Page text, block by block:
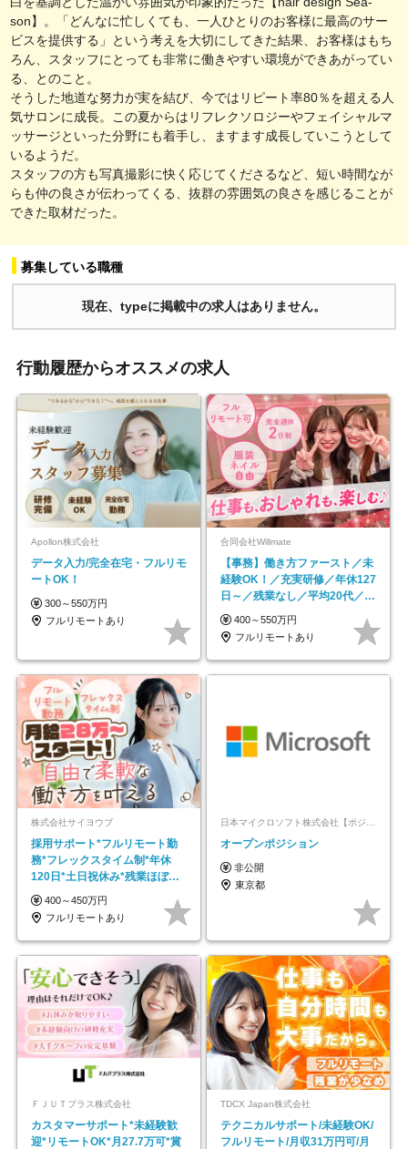
son】。「どんなに忙しくても、一人ひとりのお客様に最高のサー
ビスを提供する」という考えを大切にしてきた結果、お客様はもち
ろん、スタッフにとっても非常に働きやすい環境ができあがってい
る、とのこと。
そうした地道な努力が実を結び、今ではリピート率80％を超える人
気サロンに成長。この夏からはリフレクソロジーやフェイシャルマ
ッサージといった分野にも着手し、ますます成長していこうとして
いるようだ。
スタッフの方も写真撮影に快く応じてくださるなど、短い時間なが
らも仲の良さが伝わってくる、抜群の雰囲気の良さを感じることが
できた取材だった。
募集している職種
現在、typeに掲載中の求人はありません。
行動履歴からオススメの求人
Apollon株式会社
データ入力/完全在宅・フルリモ
ートOK！
300～550万円
フルリモートあり
合同会社Willmate
【事務】働き方ファースト／未
経験OK！／充実研修／年休127
日～／残業なし／平均20代／リ
モートOK
400～550万円
フルリモートあり
株式会社サイヨウブ
採用サポート*フルリモート勤
務*フレックスタイム制*年休
120日*土日祝休み*残業ほぼな
し*育児中社員8割以上
400～450万円
フルリモートあり
日本マイクロソフト株式会社【ポジションマッチ登録】
オープンポジション
非公開
東京都
ＦＪＵＴプラス株式会社
カスタマーサポート*未経験歓
迎*リモートOK*月27.7万可*賞
TDCX Japan株式会社
テクニカルサポート/未経験OK/
フルリモート/月収31万円可/月